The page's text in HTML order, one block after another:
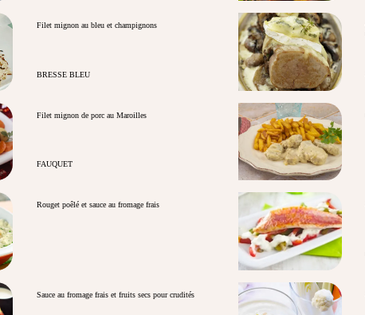
Filet mignon au bleu et champignons
BRESSE BLEU
Filet mignon de porc au Maroilles
FAUQUET
Rouget poêlé et sauce au fromage frais
Sauce au fromage frais et fruits secs pour crudités